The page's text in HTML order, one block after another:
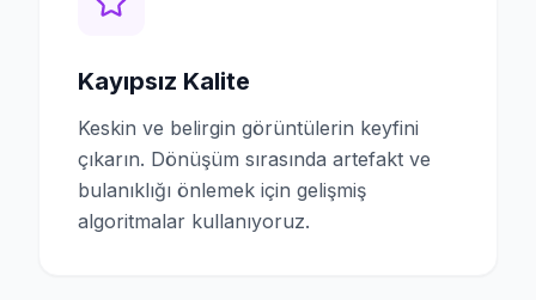
Kayıpsız Kalite
Keskin ve belirgin görüntülerin keyfini
çıkarın. Dönüşüm sırasında artefakt ve
bulanıklığı önlemek için gelişmiş
algoritmalar kullanıyoruz.